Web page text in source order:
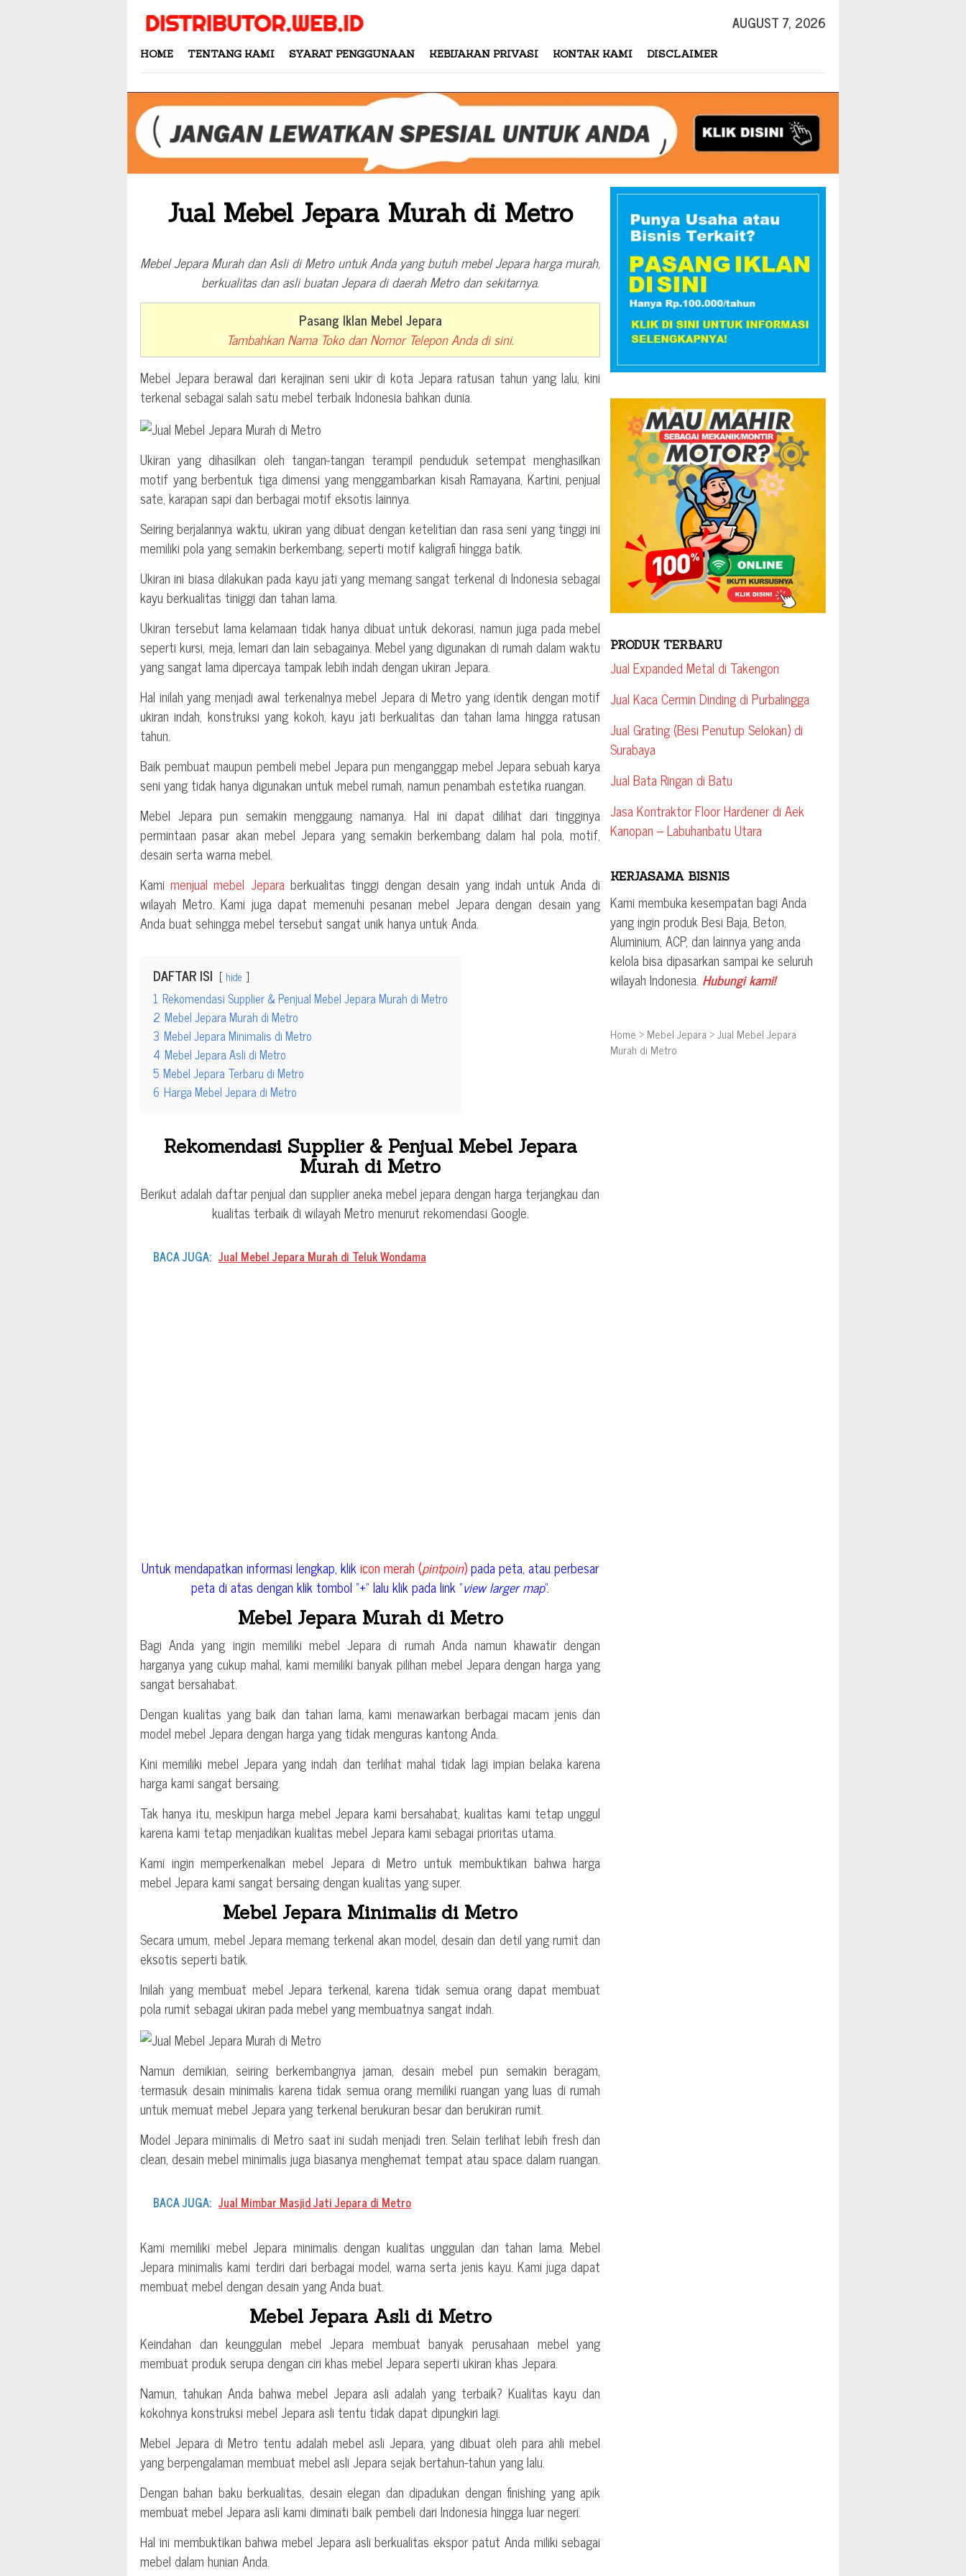
Skip
content
AUGUST 7, 2026
HOME TENTANG KAMI SYARAT PENGGUNAAN KEBIJAKAN PRIVASI KONTAK KAMI DISCLAIMER
Jual Mebel Jepara Murah di Metro
Mebel Jepara Murah dan Asli di Metro untuk Anda yang butuh mebel Jepara harga murah,
berkualitas dan asli buatan Jepara di daerah Metro dan sekitarnya.
Pasang Iklan Mebel Jepara
Tambahkan Nama Toko dan Nomor Telepon Anda di sini.
Mebel Jepara berawal dari kerajinan seni ukir di kota Jepara ratusan tahun yang lalu, kini
terkenal sebagai salah satu mebel terbaik Indonesia bahkan dunia.
Ukiran yang dihasilkan oleh tangan-tangan terampil penduduk setempat menghasilkan
motif yang berbentuk tiga dimensi yang menggambarkan kisah Ramayana, Kartini, penjual
sate, karapan sapi dan berbagai motif eksotis lainnya.
Seiring berjalannya waktu, ukiran yang dibuat dengan ketelitian dan rasa seni yang tinggi ini
memiliki pola yang semakin berkembang, seperti motif kaligrafi hingga batik.
Ukiran ini biasa dilakukan pada kayu jati yang memang sangat terkenal di Indonesia sebagai
kayu berkualitas tiniggi dan tahan lama.
Ukiran tersebut lama kelamaan tidak hanya dibuat untuk dekorasi, namun juga pada mebel
seperti kursi, meja, lemari dan lain sebagainya. Mebel yang digunakan di rumah dalam waktu
yang sangat lama dipercaya tampak lebih indah dengan ukiran Jepara.
Hal inilah yang menjadi awal terkenalnya mebel Jepara di Metro yang identik dengan motif
ukiran indah, konstruksi yang kokoh, kayu jati berkualitas dan tahan lama hingga ratusan
tahun.
Baik pembuat maupun pembeli mebel Jepara pun menganggap mebel Jepara sebuah karya
seni yang tidak hanya digunakan untuk mebel rumah, namun penambah estetika ruangan.
Mebel Jepara pun semakin menggaung namanya. Hal ini dapat dilihat dari tingginya
permintaan pasar akan mebel Jepara yang semakin berkembang dalam hal pola, motif,
desain serta warna mebel.
Kamimenjual mebel Jeparaberkualitas tinggi dengan desain yang indah untuk Anda di
wilayah Metro. Kami juga dapat memenuhi pesanan mebel Jepara dengan desain yang
Anda buat sehingga mebel tersebut sangat unik hanya untuk Anda.
DAFTAR ISI hide
1 Rekomendasi Supplier & Penjual Mebel Jepara Murah di Metro
2 Mebel Jepara Murah di Metro
3 Mebel Jepara Minimalis di Metro
4 Mebel Jepara Asli di Metro
5 Mebel Jepara Terbaru di Metro
6 Harga Mebel Jepara di Metro
Rekomendasi Supplier & Penjual Mebel Jepara
Murah di Metro
Berikut adalah daftar penjual dan supplier aneka mebel jepara dengan harga terjangkau dan
kualitas terbaik di wilayah Metro menurut rekomendasi Google.
BACA JUGA: Jual Mebel Jepara Murah di Teluk Wondama
Untuk mendapatkan informasi lengkap, klikicon merah (pintpoin)pada peta, atau perbesar
peta di atas dengan klik tombol “+” lalu klik pada link “view larger map“.
Mebel Jepara Murah di Metro
Bagi Anda yang ingin memiliki mebel Jepara di rumah Anda namun khawatir dengan
harganya yang cukup mahal, kami memiliki banyak pilihan mebel Jepara dengan harga yang
sangat bersahabat.
Dengan kualitas yang baik dan tahan lama, kami menawarkan berbagai macam jenis dan
model mebel Jepara dengan harga yang tidak menguras kantong Anda.
Kini memiliki mebel Jepara yang indah dan terlihat mahal tidak lagi impian belaka karena
harga kami sangat bersaing.
Tak hanya itu, meskipun harga mebel Jepara kami bersahabat, kualitas kami tetap unggul
karena kami tetap menjadikan kualitas mebel Jepara kami sebagai prioritas utama.
Kami ingin memperkenalkan mebel Jepara di Metro untuk membuktikan bahwa harga
mebel Jepara kami sangat bersaing dengan kualitas yang super.
Mebel Jepara Minimalis di Metro
Secara umum, mebel Jepara memang terkenal akan model, desain dan detil yang rumit dan
eksotis seperti batik.
Inilah yang membuat mebel Jepara terkenal, karena tidak semua orang dapat membuat
pola rumit sebagai ukiran pada mebel yang membuatnya sangat indah.
Namun demikian, seiring berkembangnya jaman, desain mebel pun semakin beragam,
termasuk desain minimalis karena tidak semua orang memiliki ruangan yang luas di rumah
untuk memuat mebel Jepara yang terkenal berukuran besar dan berukiran rumit.
Model Jepara minimalis di Metro saat ini sudah menjadi tren. Selain terlihat lebih fresh dan
clean, desain mebel minimalis juga biasanya menghemat tempat atau space dalam ruangan.
BACA JUGA: Jual Mimbar Masjid Jati Jepara di Metro
Kami memiliki mebel Jepara minimalis dengan kualitas unggulan dan tahan lama. Mebel
Jepara minimalis kami terdiri dari berbagai model, warna serta jenis kayu. Kami juga dapat
membuat mebel dengan desain yang Anda buat.
Mebel Jepara Asli di Metro
Keindahan dan keunggulan mebel Jepara membuat banyak perusahaan mebel yang
membuat produk serupa dengan ciri khas mebel Jepara seperti ukiran khas Jepara.
Namun, tahukan Anda bahwa mebel Jepara asli adalah yang terbaik? Kualitas kayu dan
kokohnya konstruksi mebel Jepara asli tentu tidak dapat dipungkiri lagi.
Mebel Jepara di Metro tentu adalah mebel asli Jepara, yang dibuat oleh para ahli mebel
yang berpengalaman membuat mebel asli Jepara sejak bertahun-tahun yang lalu.
Dengan bahan baku berkualitas, desain elegan dan dipadukan dengan finishing yang apik
membuat mebel Jepara asli kami diminati baik pembeli dari Indonesia hingga luar negeri.
Hal ini membuktikan bahwa mebel Jepara asli berkualitas ekspor patut Anda miliki sebagai
mebel dalam hunian Anda.
PRODUK TERBARU
Jual Expanded Metal di Takengon
Jual Kaca Cermin Dinding di Purbalingga
Jual Grating (Besi Penutup Selokan) di
Surabaya
Jual Bata Ringan di Batu
Jasa Kontraktor Floor Hardener di Aek
Kanopan – Labuhanbatu Utara
KERJASAMA BISNIS
Kami membuka kesempatan bagi Anda
yang ingin produk Besi Baja, Beton,
Aluminium, ACP, dan lainnya yang anda
kelola bisa dipasarkan sampai ke seluruh
wilayah Indonesia. Hubungi kami!
Home > Mebel Jepara >Jual Mebel Jepara
Murah di Metro